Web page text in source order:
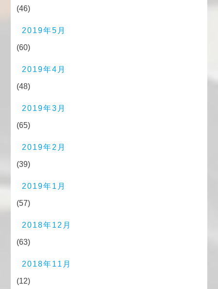
(46)
2019年5月
(60)
2019年4月
(48)
2019年3月
(65)
2019年2月
(39)
2019年1月
(57)
2018年12月
(63)
2018年11月
(12)